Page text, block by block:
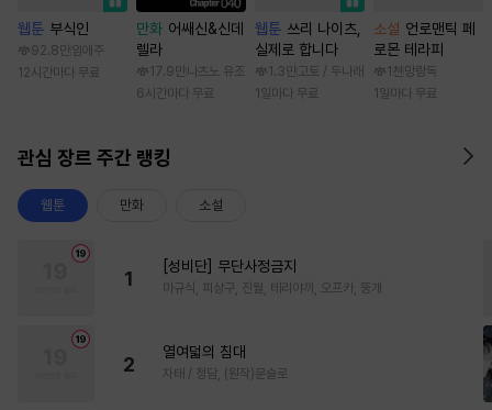
웹툰 부식인
92.8만 임애주
12시간마다 무료
만화 어쌔신&신데
렐라
17.9만 나츠노 유조
6시간마다 무료
웹툰 쓰리 나이츠,
실제로 합니다
1.3만 고토 / 두나래
1일마다 무료
소설 언로맨틱 페
로몬 테라피
1천 망랑독
1일마다 무료
관심 장르 주간 랭킹
웹툰 만화 소설
1
[성비단] 무단사정금지
마규식, 피상구, 진월, 테리야끼, 오프카, 뚱개
2
열여덟의 침대
자태 / 청담, (원작)문슬로